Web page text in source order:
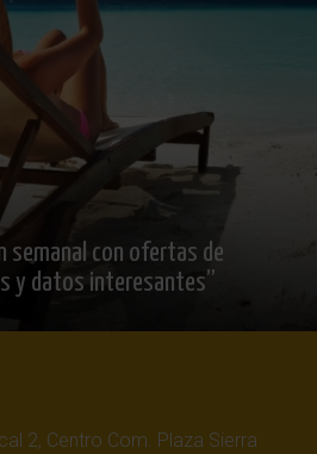
semanal con ofertas de
y datos interesantes”
2, Centro Com. Plaza Sierra